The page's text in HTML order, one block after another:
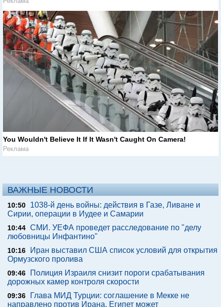
You Wouldn't Believe It If It Wasn't Caught On Camera!
Реклама
ВАЖНЫЕ НОВОСТИ
10:50
1038-й день войны: действия в Газе, Ливане и
Сирии, операции в Иудее и Самарии
10:44 СМИ. УЕФА проведет расследование по "делу
любовницы Инфантино"
10:16
Иран выставил США список условий для открытия
Ормузского пролива
09:46
Полиция Израиля снизит пороги срабатывания
дорожных камер контроля скорости
09:36
Глава МИД Турции: соглашение в Мекке не
направлено против Ирана, Египет может